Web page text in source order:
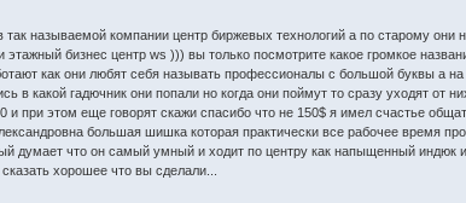
так называемой компании центр биржевых технологий а по старому
этажный бизнес центр ws ))) вы только посмотрите какое громкое
как они любят себя называть профессионалы с большой буквы а
в какой гадючник они попали но когда они поймут то сразу уходят
и при этом еще говорят скажи спасибо что не 150$ я имел счастье
большая шишка которая практически все рабочее время
думает что он самый умный и ходит по центру как напыщенный
хорошее что вы сделали...